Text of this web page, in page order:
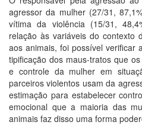
agressor da mulher (27/31,
vítima da violência (15/31,
relação às variáveis do contexto
aos animais, foi possível verificar
tipificação dos maus-tratos que
e controle da mulher em
parceiros violentos usam da
estimação para estabelecer
emocional que a maioria das
animais faz disso uma forma